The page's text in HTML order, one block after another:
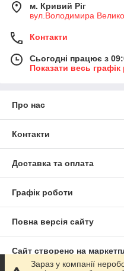
м. Кривий Ріг
вул.Володимира
Контакти
Сьогодні працює з
Показати весь графік
Про нас
Контакти
Доставка та оплата
Графік роботи
Повна версія сайту
Сайт створено на
Зараз у компанії